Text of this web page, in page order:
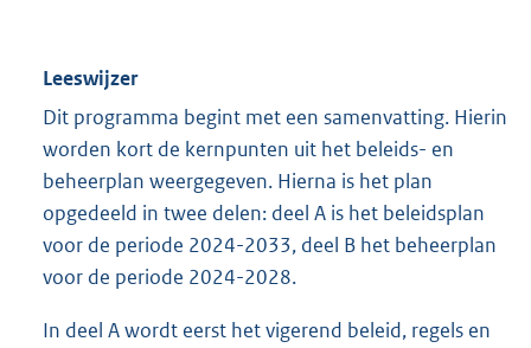
Leeswijzer
Dit programma begint met een samenvatting. Hierin
worden kort de kernpunten uit het beleids- en
beheerplan weergegeven. Hierna is het plan
opgedeeld in twee delen: deel A is het beleidsplan
voor de periode 2024-2033, deel B het beheerplan
voor de periode 2024-2028.
In deel A wordt eerst het vigerend beleid, regels en